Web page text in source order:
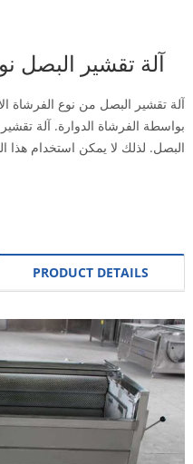
آلة تقشير البصل
آلة تقشير البصل من نوع الفرشاة
بواسطة الفرشاة الدوارة. آلة
البصل. لذلك لا يمكن استخدام هذا
PRODUCT DETAILS